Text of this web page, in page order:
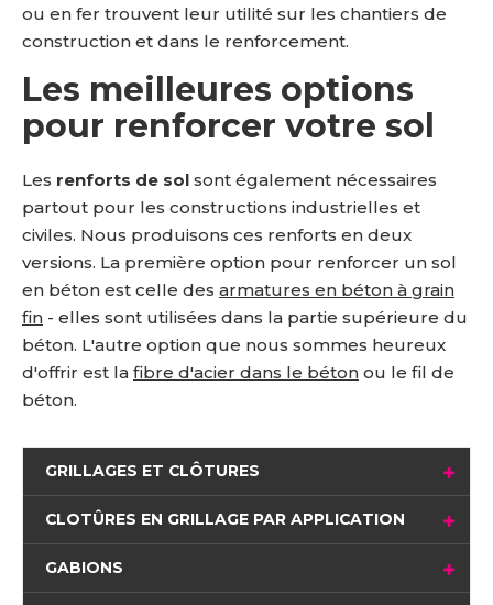
ou en fer trouvent leur utilité sur les chantiers de
construction et dans le renforcement.
Les meilleures options
pour renforcer votre sol
Les renforts de sol sont également nécessaires
partout pour les constructions industrielles et
civiles. Nous produisons ces renforts en deux
versions. La première option pour renforcer un sol
en béton est celle des armatures en béton à grain
fin - elles sont utilisées dans la partie supérieure du
béton. L'autre option que nous sommes heureux
d'offrir est la fibre d'acier dans le béton ou le fil de
béton.
GRILLAGES ET CLÔTURES
CLOTÛRES EN GRILLAGE PAR APPLICATION
GABIONS